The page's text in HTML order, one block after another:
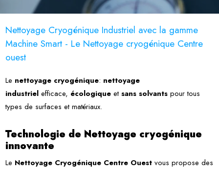
Nettoyage Cryogénique Industriel avec la gamme
Machine Smart - Le Nettoyage cryogénique Centre
ouest
Le nettoyage cryogénique: nettoyage
industriel efficace, écologique etsans solvants pour tous
types de surfaces et matériaux.
Technologie de Nettoyage cryogénique
innovante
Le Nettoyage Cryogénique Centre Ouestvous propose des